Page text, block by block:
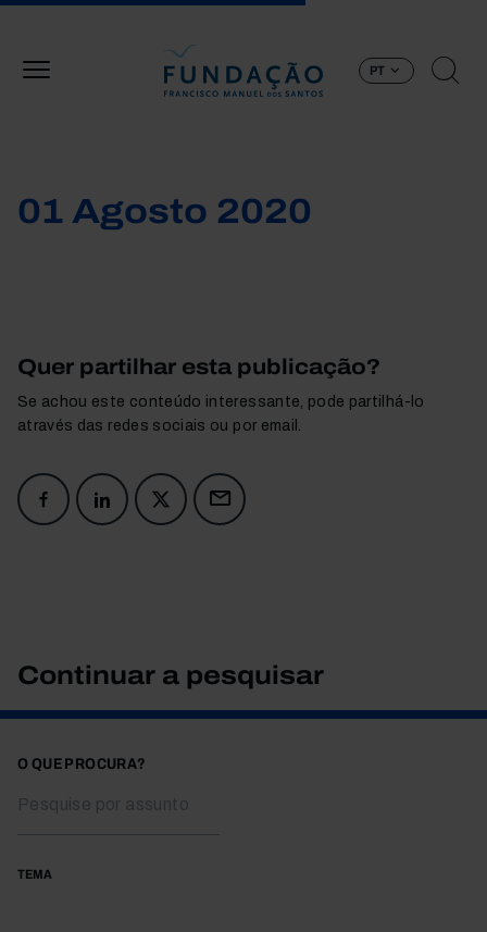
PT
01 Agosto 2020
Quer partilhar esta publicação?
Se achou este conteúdo interessante, pode partilhá-lo
através das redes sociais ou por email.
Continuar a pesquisar
O QUE PROCURA?
TEMA